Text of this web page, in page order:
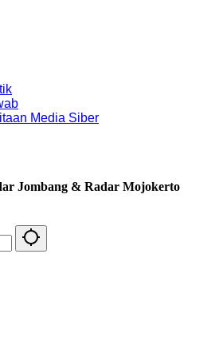
Media Siber
Jombang & Radar Mojokerto